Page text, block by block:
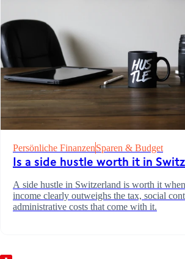
Persönliche FinanzenSparen & Budget
Is a side hustle worth it in
A side hustle in Switzerland is worth it
income clearly outweighs the tax, social
administrative costs that come with it.
LOSLEGEN
AMBASSADORS
Weiterempfehlen (Handel)
Weiterempfehlen (Forex)
HILFE & SUPPORT
Customer Care
Rechtliche Hinweise & Dokumente